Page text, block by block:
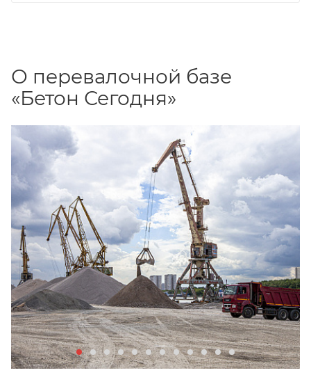
О перевалочной базе
«Бетон Сегодня»